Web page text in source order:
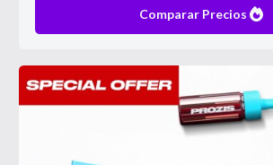
Comparar Precios